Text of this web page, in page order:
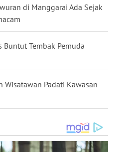
di Manggarai Ada Sejak
Tembak Pemuda
Wisatawan Padati Kawasan